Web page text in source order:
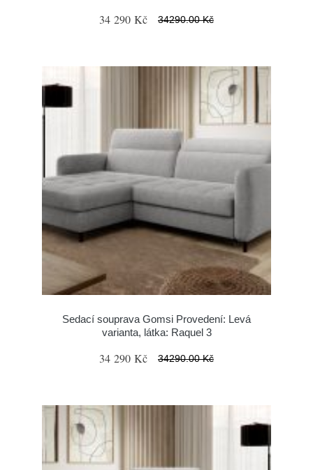
34 290 Kč 34290.00 Kč
Sedací souprava Gomsi Provedení: Levá
varianta, látka: Raquel 3
34 290 Kč 34290.00 Kč